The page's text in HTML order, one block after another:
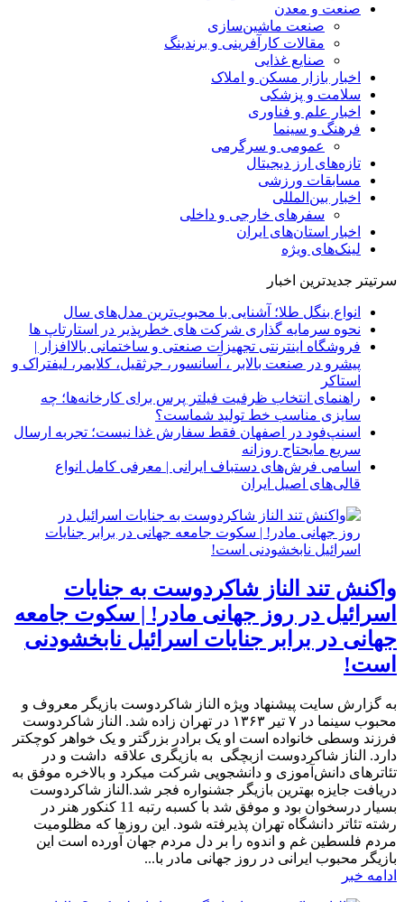
صنعت و معدن
صنعت ماشین‌سازی
مقالات کارآفرینی و برندینگ
صنایع غذایی
اخبار بازار مسکن و املاک
سلامت و پزشکی
اخبار علم و فناوری
فرهنگ و سینما
عمومی و سرگرمی
تازه‌های ارز دیجیتال
مسابقات ورزشی
اخبار بین‌المللی
سفرهای خارجی و داخلی
اخبار استان‌های ایران
لینک‌های ویژه
سرتیتر جدیدترین اخبار
انواع بنگل طلا؛ آشنایی با محبوب‌ترین مدل‌های سال
نحوه سرمایه‌ گذاری شرکت‌ های خطرپذیر در استارتاپ ها
فروشگاه اینترنتی تجهیزات صنعتی و ساختمانی بالاافزار |
پیشرو در صنعت بالابر ، آسانسور، جرثقیل، کلایمر، لیفتراک و
استاکر
راهنمای انتخاب ظرفیت فیلتر پرس برای کارخانه‌ها؛ چه
سایزی مناسب خط تولید شماست؟
اسنپ‌فود در اصفهان فقط سفارش غذا نیست؛ تجربه ارسال
سریع مایحتاج روزانه
اسامی فرش‌های دستباف ایرانی | معرفی کامل انواع
قالی‌های اصیل ایران
واکنش تند الناز شاکردوست به جنایات
اسرائیل در روز جهانی مادر! | سکوت جامعه
جهانی در برابر جنایات اسرائیل نابخشودنی
است!
به گزارش سایت پیشنهاد ویژه الناز شاکردوست بازیگر معروف و
محبوب سینما در ۷ تیر ۱۳۶۳ در تهران زاده شد. الناز شاکردوست
فرزند وسطی خانواده است او یک برادر بزرگتر و یک خواهر کوچکتر
دارد. الناز شاکردوست ازبچگی به بازیگری علاقه داشت و در
تئاترهای دانش‌آموزی و دانشجویی شرکت میکرد و بالاخره موفق به
دریافت جایزه بهترین بازیگر جشنواره فجر شد.الناز شاکردوست
بسیار درسخوان بود و موفق شد با کسبه رتبه 11 کنکور هنر در
رشته تئاتر دانشگاه تهران پذیرفته شود. این روزها که مظلومیت
مردم فلسطین غم و اندوه را بر دل مردم جهان آورده است این
بازیگر محبوب ایرانی در روز جهانی مادر با...
ادامه خبر